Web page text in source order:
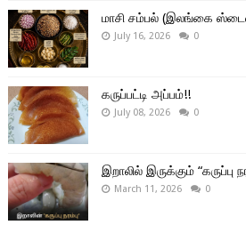
மாசி சம்பல் (இலங்கை
July 16, 2026 0
கருப்பட்டி அப்பம்!!
July 08, 2026 0
இறாலில் இருக்கும் “கருப்பு
March 11, 2026 0